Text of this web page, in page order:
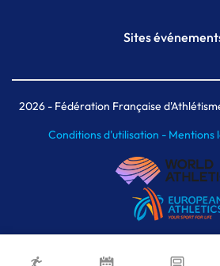
Plateforme
Sites
Meeting de Paris
MAIF Ekiden de
2026- Fédération Française
Conditions d'utilisation - Mentions